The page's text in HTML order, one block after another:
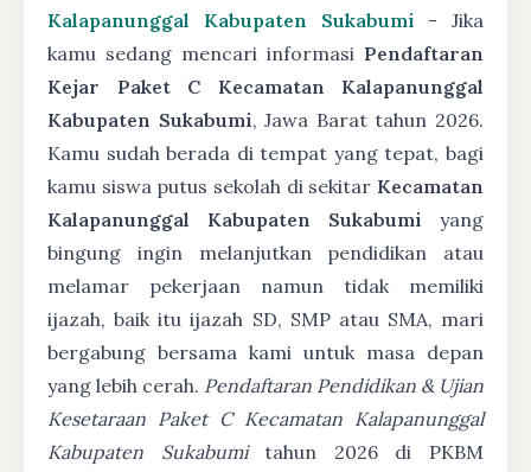
Kalapanunggal Kabupaten Sukabumi - Jika
kamu sedang mencari informasi Pendaftaran
Kejar Paket C Kecamatan Kalapanunggal
Kabupaten Sukabumi, Jawa Barat tahun 2026.
Kamu sudah berada di tempat yang tepat, bagi
kamu siswa putus sekolah di sekitar Kecamatan
Kalapanunggal Kabupaten Sukabumi yang
bingung ingin melanjutkan pendidikan atau
melamar pekerjaan namun tidak memiliki
ijazah, baik itu ijazah SD, SMP atau SMA, mari
bergabung bersama kami untuk masa depan
yang lebih cerah. Pendaftaran Pendidikan & Ujian
Kesetaraan Paket C Kecamatan Kalapanunggal
Kabupaten Sukabumitahun 2026 di PKBM